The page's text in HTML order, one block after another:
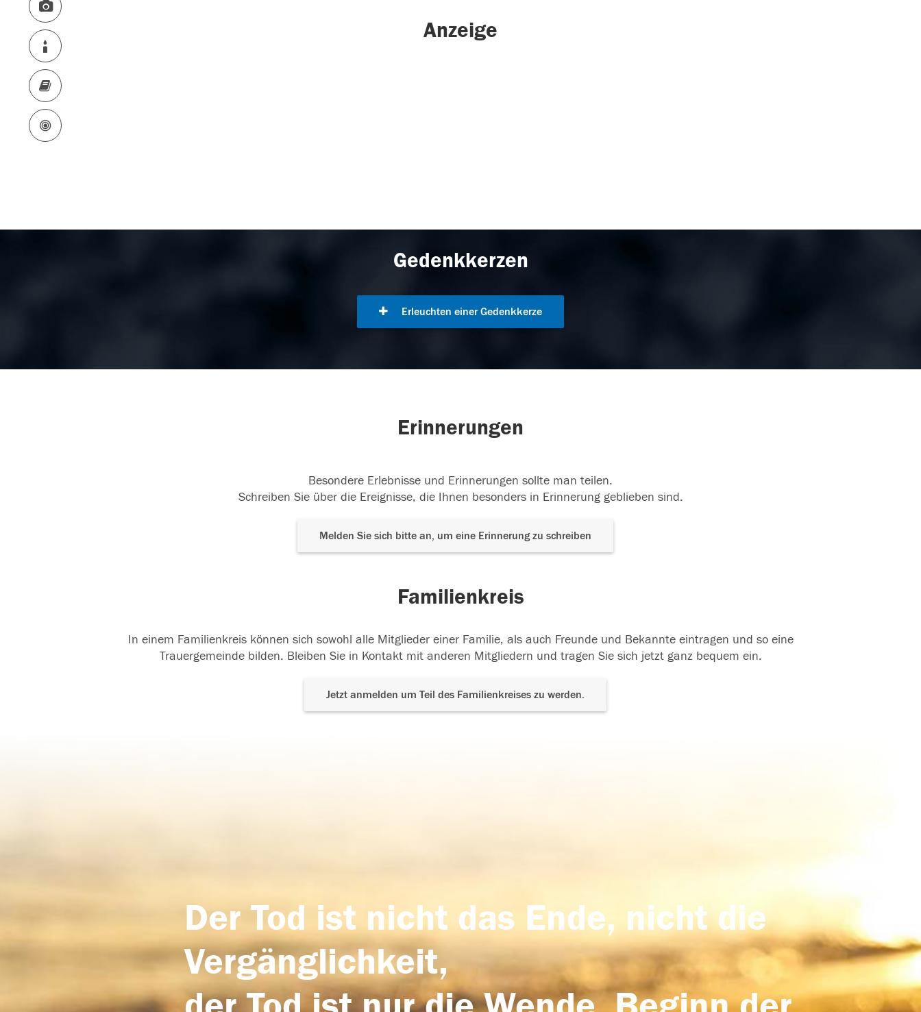
Anzeige
Gedenkkerzen
Erleuchten einer Gedenkkerze
Erinnerungen
Besondere Erlebnisse und Erinnerungen sollte man teilen.
Schreiben Sie über die Ereignisse, die Ihnen besonders in Erinnerung geblieben sind.
Melden Sie sich bitte an, um eine Erinnerung zu schreiben
Familienkreis
In einem Familienkreis können sich sowohl alle Mitglieder einer Familie, als auch Freunde und Bekannte eintragen und so eine
Trauergemeinde bilden. Bleiben Sie in Kontakt mit anderen Mitgliedern und tragen Sie sich jetzt ganz bequem ein.
Jetzt anmelden um Teil des Familienkreises zu werden.
Der Tod ist nicht das Ende, nicht die
Vergänglichkeit,